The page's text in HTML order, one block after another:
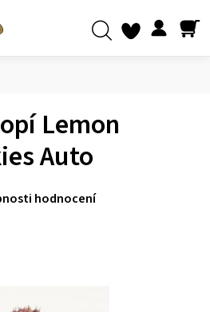
Lemon
Auto
hodnocení